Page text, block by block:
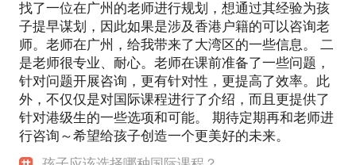
找了一位在广州的老师进行规划，想通过其经验为孩
子提早谋划，因此如果是涉及香港户籍的可以咨询老
师。老师在广州，给我带来了大湾区的一些信息。 二
是老师很专业、耐心。老师在课前准备了一些问题，
针对问题开展咨询，更有针对性，更提高了效率。此
外，不仅仅是对国际课程进行了介绍，而且更提供了
针对港级生的一些选项和可能。 期待定期再和老师进
行咨询～希望给孩子创造一个更美好的未来。